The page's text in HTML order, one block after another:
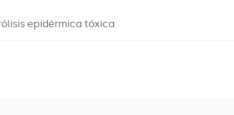
epidérmica tóxica